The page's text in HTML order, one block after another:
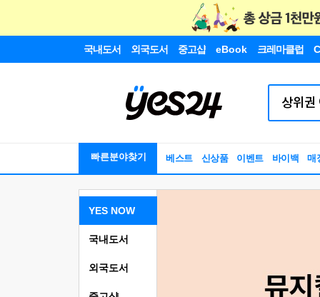
국내도서 외국도서 중고샵 eBook 크레마클럽
빠른분야찾기 베스트 신상품 이벤트 바이백 매
YES NOW
국내도서
외국도서